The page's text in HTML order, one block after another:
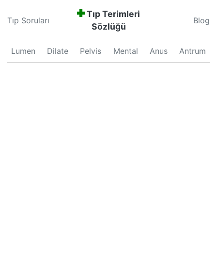
Tıp Soruları
Tıp Terimleri
Sözlüğü
Blog
Lumen Dilate Pelvis Mental Anus
Antrum